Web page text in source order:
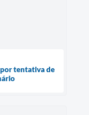
tentativa de